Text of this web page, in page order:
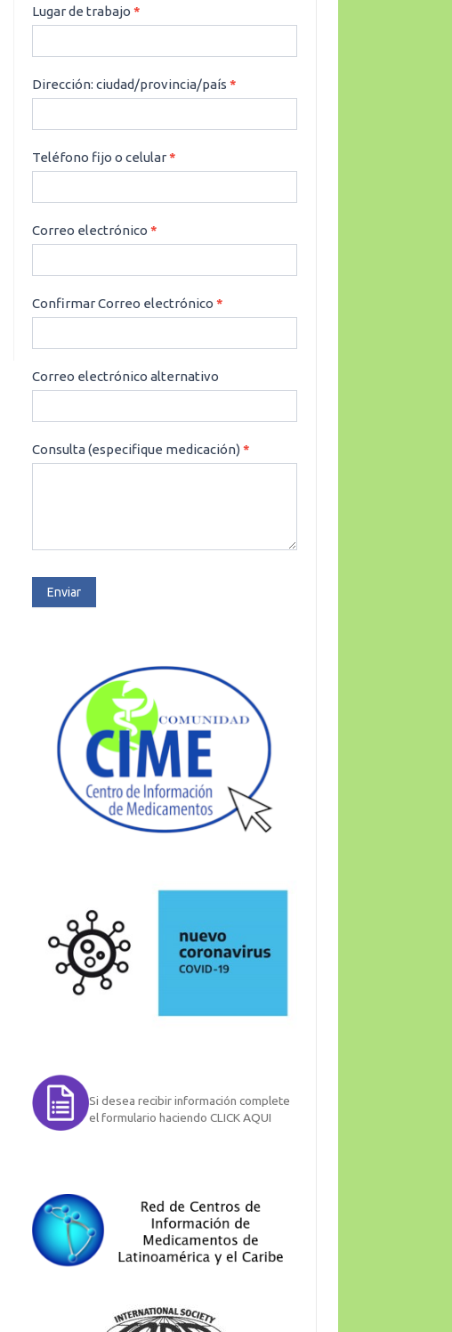
Lugar de trabajo*
Dirección: ciudad/provincia/país*
Teléfono fijo o celular*
Correo electrónico*
Confirmar Correo electrónico*
Correo electrónico alternativo
Consulta (especifique medicación)*
Enviar
Si desea recibir información complete
el formulario haciendo CLICK AQUI